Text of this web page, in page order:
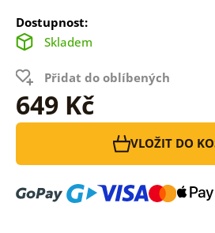
Dostupnost:
Skladem
Přidat do oblíbených
649 Kč
VLOŽIT DO